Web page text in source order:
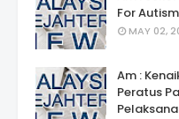
For
MAY 02,
Am :
Peratus